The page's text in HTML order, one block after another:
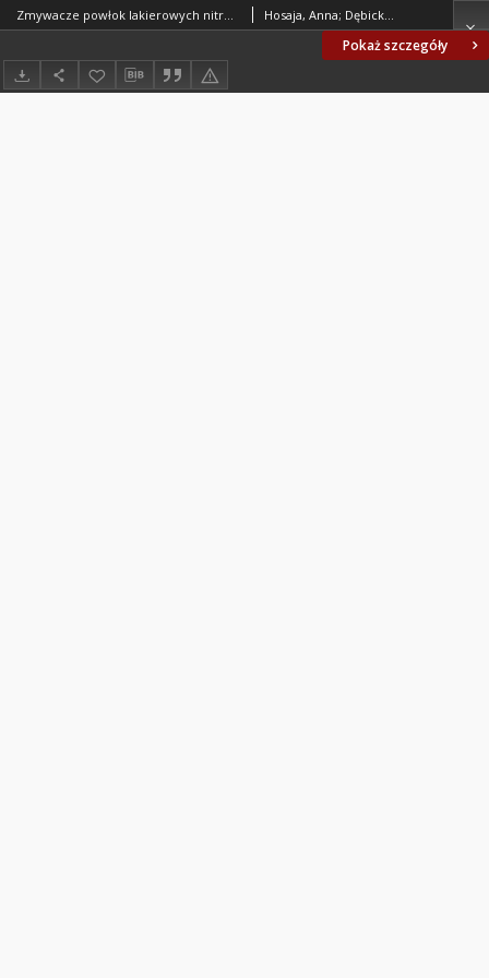
Pokaż szczegóły
Zmywacze powłok lakierowych nitrocelulozowych BN-82/6118-24 Hosaja, Anna; Dębicka Fabryka Farb i Lakierów w Dębicy. Oprac.